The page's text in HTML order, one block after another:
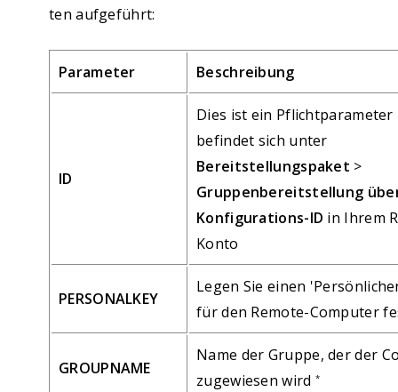
ten aufgeführt:
Parameter Beschreibung
ID
Dies ist ein Pflichtparameter
befindet sich unter
Bereitstellungspaket >
Gruppenbereitstellung
Konfigurations-ID in Ihrem
Konto
PERSONALKEY
Legen Sie einen
für den Remote-Computer
GROUPNAME
Name der Gruppe, der der
zugewiesen wird *